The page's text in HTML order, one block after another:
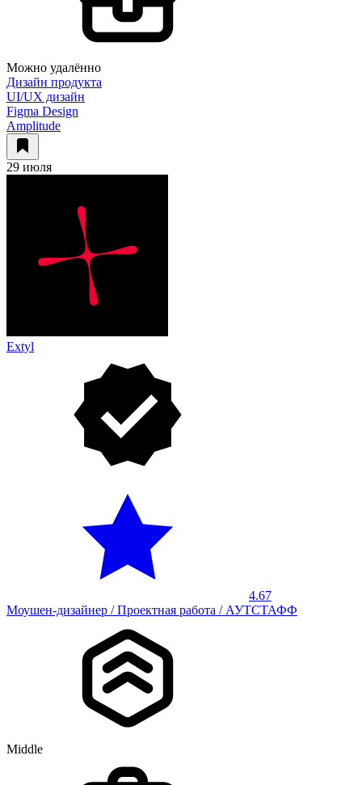
Можно удалённо
Дизайн продукта
UI/UX дизайн
Figma Design
Amplitude
29 июля
Extyl
4.67
Моушен-дизайнер / Проектная работа / АУТСТАФФ
Middle